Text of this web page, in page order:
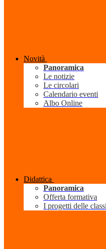
Novità
Panoramica
Le notizie
Le circolari
Calendario eventi
Albo Online
Didattica
Panoramica
Offerta formativa
I progetti delle classi